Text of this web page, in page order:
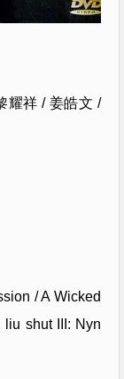
耀祥 / 姜皓文 /
/ A Wicked
shut III: Nyn